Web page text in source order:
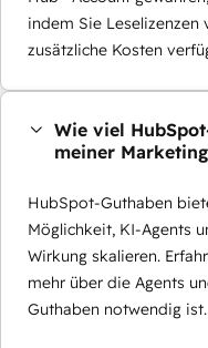
indem Sie Leselizenzen
zusätzliche Kosten
Wie viel
meiner
HubSpot-Guthaben
Möglichkeit, KI-Agents
Wirkung skalieren.
mehr über die Agents
Guthaben notwendig ist.